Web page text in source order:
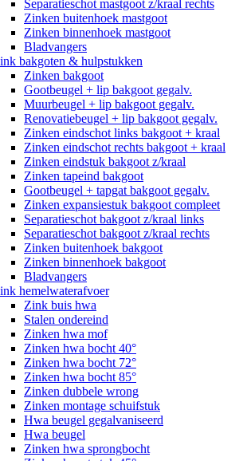
Separatieschot mastgoot z/kraal rechts
Zinken buitenhoek mastgoot
Zinken binnenhoek mastgoot
Bladvangers
bakgoten & hulpstukken
Zinken bakgoot
Gootbeugel + lip bakgoot gegalv.
Muurbeugel + lip bakgoot gegalv.
Renovatiebeugel + lip bakgoot gegalv.
Zinken eindschot links bakgoot + kraal
Zinken eindschot rechts bakgoot + kraal
Zinken eindstuk bakgoot z/kraal
Zinken tapeind bakgoot
Gootbeugel + tapgat bakgoot gegalv.
Zinken expansiestuk bakgoot compleet
Separatieschot bakgoot z/kraal links
Separatieschot bakgoot z/kraal rechts
Zinken buitenhoek bakgoot
Zinken binnenhoek bakgoot
Bladvangers
hemelwaterafvoer
Zink buis hwa
Stalen ondereind
Zinken hwa mof
Zinken hwa bocht 40°
Zinken hwa bocht 72°
Zinken hwa bocht 85°
Zinken dubbele wrong
Zinken montage schuifstuk
Hwa beugel gegalvaniseerd
Hwa beugel
Zinken hwa sprongbocht